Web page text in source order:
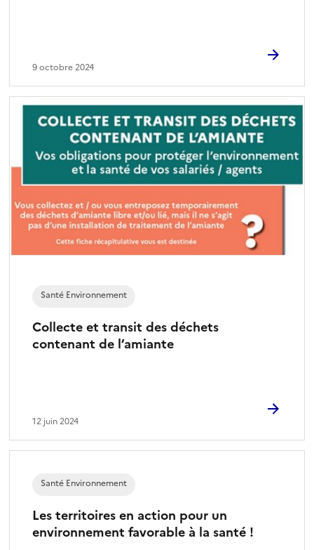
9 octobre 2024
Collecte et transit des déchets
contenant de l’amiante
Santé Environnement
12 juin 2024
Les territoires en action pour un
environnement favorable à la santé !
Santé Environnement